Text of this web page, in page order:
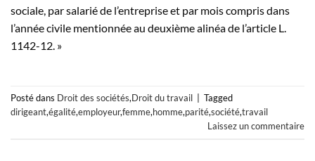
sociale, par salarié de l’entreprise et par mois compris dans
l’année civile mentionnée au deuxième alinéa de l’article L.
1142-12. »
Posté dans Droit des sociétés,Droit du travail
Tagged
dirigeant,égalité,employeur,femme,homme,parité,société,travail
Laissez un commentaire